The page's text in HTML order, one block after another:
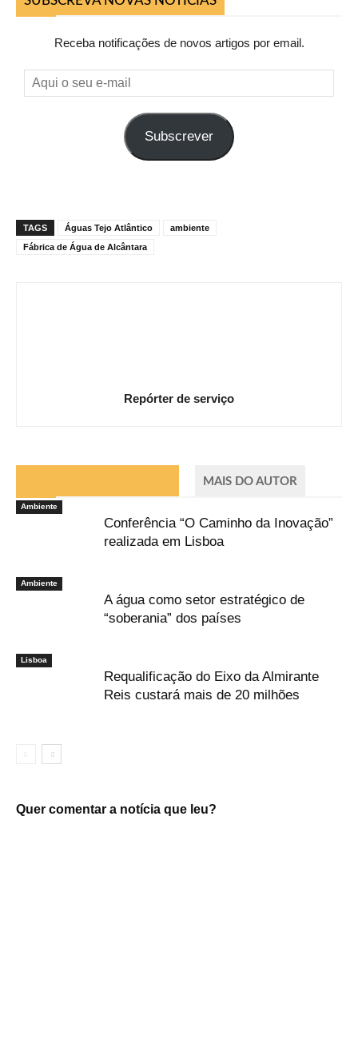
Receba notificações de novos artigos por email.
Aqui
o
Subscrever
TAGS Águas Tejo Atlântico
ambiente
Fábrica de Água de Alcântara
Repórter de serviço
MAIS DO AUTOR
Ambiente
Conferência “O Caminho da Inovação”
realizada em Lisboa
Ambiente
A água como setor estratégico de
“soberania” dos países
Lisboa
Requalificação do Eixo da Almirante
Reis custará mais de 20 milhões
Quer comentar a notícia que leu?